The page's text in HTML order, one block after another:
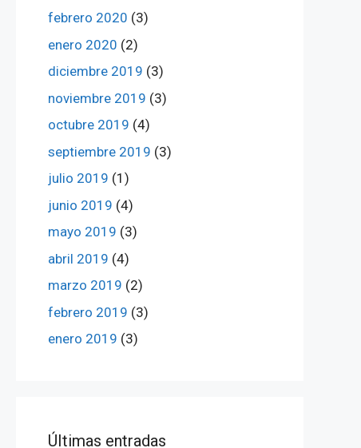
febrero 2020 (3)
enero 2020 (2)
diciembre 2019 (3)
noviembre 2019 (3)
octubre 2019 (4)
septiembre 2019 (3)
julio 2019 (1)
junio 2019 (4)
mayo 2019 (3)
abril 2019 (4)
marzo 2019 (2)
febrero 2019 (3)
enero 2019 (3)
ÚItimas entradas